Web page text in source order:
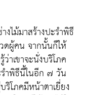
งไม้มาสร้างปะรำพิธี
ดผู้คน จากนั้นก็ให้
าเขาจะนั่งบริโภค
ำพิธีนี้ในอีก ๗ วัน
ริโภคมีหน้าตาเยี่ยง